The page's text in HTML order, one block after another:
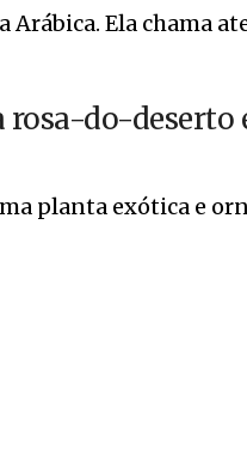
Ela chama
rosa-do-
planta exótica e